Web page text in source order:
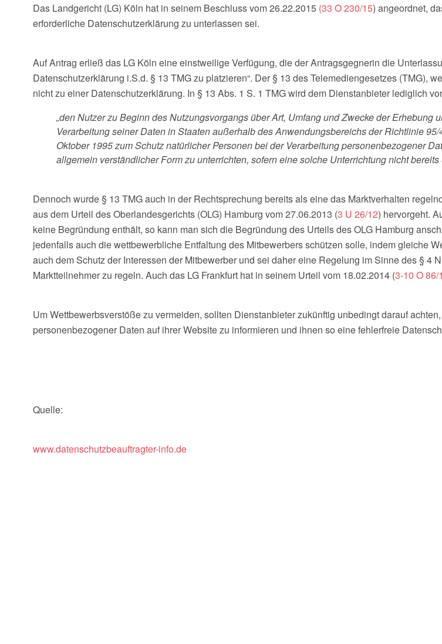
Das Landgericht (LG) Köln hat in seinem Beschluss vom 26.22.2015 (33 O 230/15) angeordnet,
erforderliche Datenschutzerklärung zu unterlassen sei.
Auf Antrag erließ das LG Köln eine einstweilige Verfügung, die der Antragsgegnerin die
Datenschutzerklärung i.S.d. § 13 TMG zu platzieren“. Der § 13 des Telemediengesetzes (TMG),
nicht zu einer Datenschutzerklärung. In § 13 Abs. 1 S. 1 TMG wird dem Dienstanbieter lediglich
„den Nutzer zu Beginn des Nutzungsvorgangs über Art, Umfang und Zwecke der
Verarbeitung seiner Daten in Staaten außerhalb des Anwendungsbereichs der Richtlinie
Oktober 1995 zum Schutz natürlicher Personen bei der Verarbeitung personenbezogener
allgemein verständlicher Form zu unterrichten, sofern eine solche Unterrichtung nicht bereits
Dennoch wurde § 13 TMG auch in der Rechtsprechung bereits als eine das Marktverhalten
aus dem Urteil des Oberlandesgerichts (OLG) Hamburg vom 27.06.2013 (3 U 26/12) hervorgeht.
keine Begründung enthält, so kann man sich die Begründung des Urteils des OLG Hamburg
jedenfalls auch die wettbewerbliche Entfaltung des Mitbewerbers schützen solle, indem gleiche
auch dem Schutz der Interessen der Mitbewerber und sei daher eine Regelung im Sinne des § 4
Marktteilnehmer zu regeln. Auch das LG Frankfurt hat in seinem Urteil vom 18.02.2014 (3-10 O 86/
Um Wettbewerbsverstöße zu vermeiden, sollten Dienstanbieter zukünftig unbedingt darauf
personenbezogener Daten auf ihrer Website zu informieren und ihnen so eine fehlerfreie
Quelle:
www.datenschutzbeauftragter-info.de